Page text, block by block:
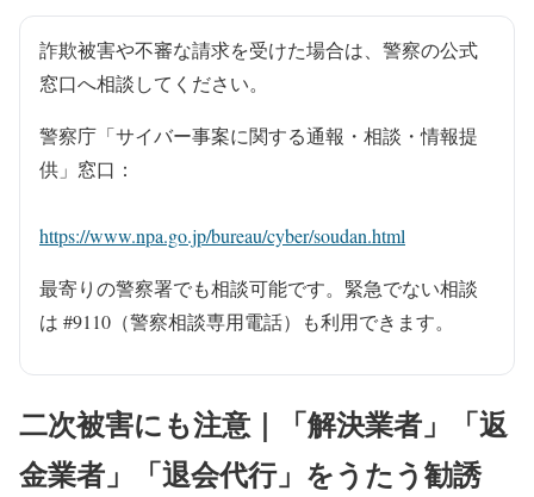
詐欺被害や不審な請求を受けた場合は、警察の公式
窓口へ相談してください。
警察庁「サイバー事案に関する通報・相談・情報提
供」窓口：
https://www.npa.go.jp/bureau/cyber/soudan.html
最寄りの警察署でも相談可能です。緊急でない相談
は #9110（警察相談専用電話）も利用できます。
二次被害にも注意｜「解決業者」「返
金業者」「退会代行」をうたう勧誘